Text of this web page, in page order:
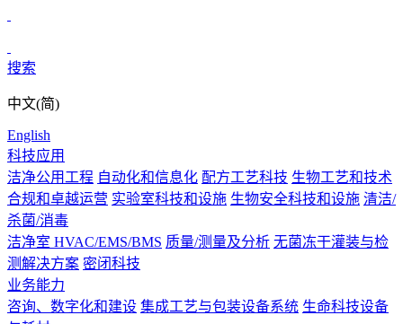
搜索
中文(简)
English
科技应用
洁净公用工程 自动化和信息化 配方工艺科技 生物工艺和技术
合规和卓越运营 实验室科技和设施 生物安全科技和设施 清洁/
杀菌/消毒
洁净室 HVAC/EMS/BMS 质量/测量及分析 无菌冻干灌装与检
测解决方案 密闭科技
业务能力
咨询、数字化和建设 集成工艺与包装设备系统 生命科技设备